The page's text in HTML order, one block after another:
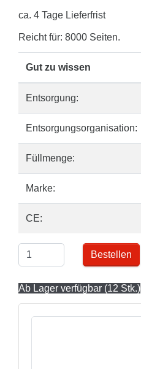
ca. 4 Tage Lieferfrist
Reicht für: 8000 Seiten.
Gut zu wissen
Entsorgung:
Entsorgungsorganisation:
Füllmenge:
Marke:
CE:
Bestellen
Ab Lager verfügbar (12 Stk.)